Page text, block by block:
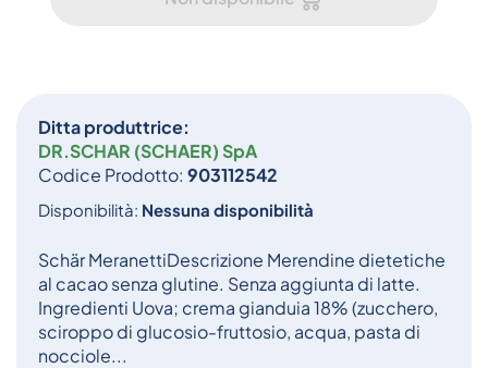
Ditta produttrice:
DR.SCHAR (SCHAER) SpA
Codice Prodotto: 903112542
Disponibilità: Nessuna disponibilità
Schär MeranettiDescrizione Merendine dietetiche
al cacao senza glutine. Senza aggiunta di latte.
Ingredienti Uova; crema gianduia 18% (zucchero,
sciroppo di glucosio-fruttosio, acqua, pasta di
nocciole...